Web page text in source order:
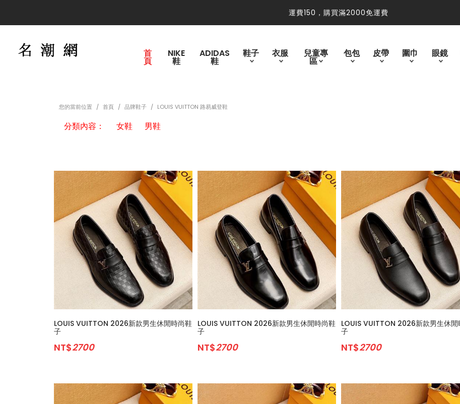
運費150，購買滿2000免運費
首
頁
NIKE
鞋
ADIDAS
鞋
鞋子 衣服 兒童專
區
包包 皮帶 圍巾 眼鏡
您的當前位置 首頁 品牌鞋子 LOUIS VUITTON 路易威登鞋
分類內容： 女鞋 男鞋
LOUIS VUITTON 2026新款男生休閒時尚鞋
子
NT$2700
LOUIS VUITTON 2026新款男生休閒時尚鞋
子
NT$2700
LOUIS VUITTON 2026新款男生休閒
子
NT$2700